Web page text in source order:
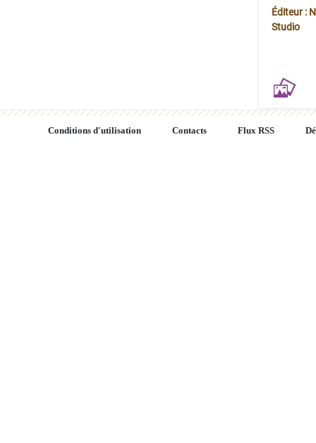
Éditeur :
Studio
Conditions d'utilisation Contacts Flux RSS